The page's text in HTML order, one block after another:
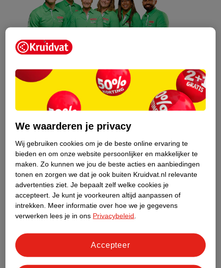
Kruidvat is een erkend specialist in
zelfzorg, ook online. Wat je
gezondheidsvraag ook is, stel hem aan
Stel je gezondheidsvraag
Ook in deze winkel
Kruidvat.nl ophaalpunt
Laat je bestelling snel en gemakkelijk bezorgen in de
We waarderen je privacy
Wij gebruiken cookies om je de beste online ervaring te
bieden en om onze website persoonlijker en makkelijker te
maken. Zo kunnen we jou de beste acties en aanbiedingen
tonen en zorgen we dat je ook buiten Kruidvat.nl relevante
advertenties ziet. Je bepaalt zelf welke cookies je
accepteert. Je kunt je voorkeuren altijd aanpassen of
intrekken.
Meer informatie over hoe we je gegevens
verwerken lees je in ons Privacybeleid
Accepteer